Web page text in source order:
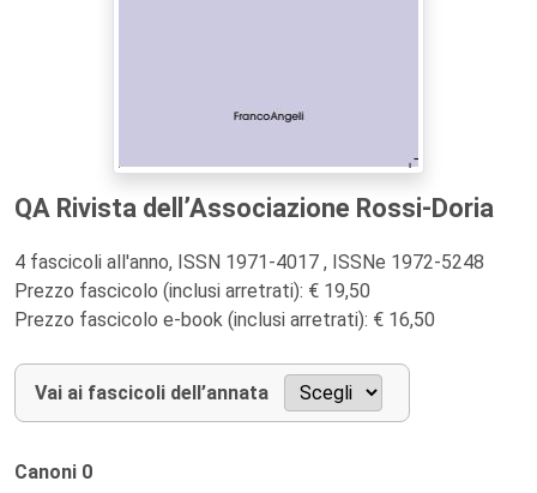
QA Rivista dell’Associazione Rossi-Doria
4 fascicoli all'anno, ISSN 1971-4017 , ISSNe 1972-5248
Prezzo fascicolo (inclusi arretrati): € 19,50
Prezzo fascicolo e-book (inclusi arretrati): € 16,50
Vai ai fascicoli dell’annata
Canoni 0